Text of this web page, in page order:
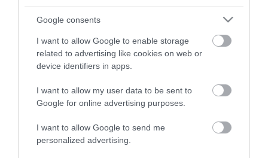
Google consents
I want to allow Google to enable storage
related to advertising like cookies on web or
device identifiers in apps.
I want to allow my user data to be sent to
Google for online advertising purposes.
I want to allow Google to send me
personalized advertising.
Németországban felszámoltak egy embercsempész hálózatot
Figyelem! A cikkhez hozzáfűzött hozzászólások nem a
tükrözik. A szerkesztőség mindössze a hírek publikációjával foglalkozik, a
tartalmazzák.
Kérjük, kulturáltan, mások személyiségi jogainak és jó hírnevének tiszteletben